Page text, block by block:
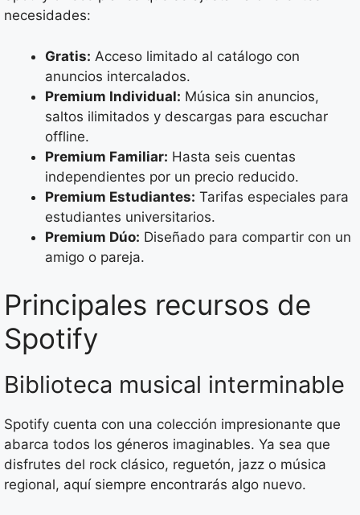
necesidades:
Gratis: Acceso limitado al catálogo con
anuncios intercalados.
Premium Individual: Música sin anuncios,
saltos ilimitados y descargas para escuchar
offline.
Premium Familiar: Hasta seis cuentas
independientes por un precio reducido.
Premium Estudiantes: Tarifas especiales para
estudiantes universitarios.
Premium Dúo: Diseñado para compartir con un
amigo o pareja.
Principales recursos de
Spotify
Biblioteca musical interminable
Spotify cuenta con una colección impresionante que
abarca todos los géneros imaginables. Ya sea que
disfrutes del rock clásico, reguetón, jazz o música
regional, aquí siempre encontrarás algo nuevo.